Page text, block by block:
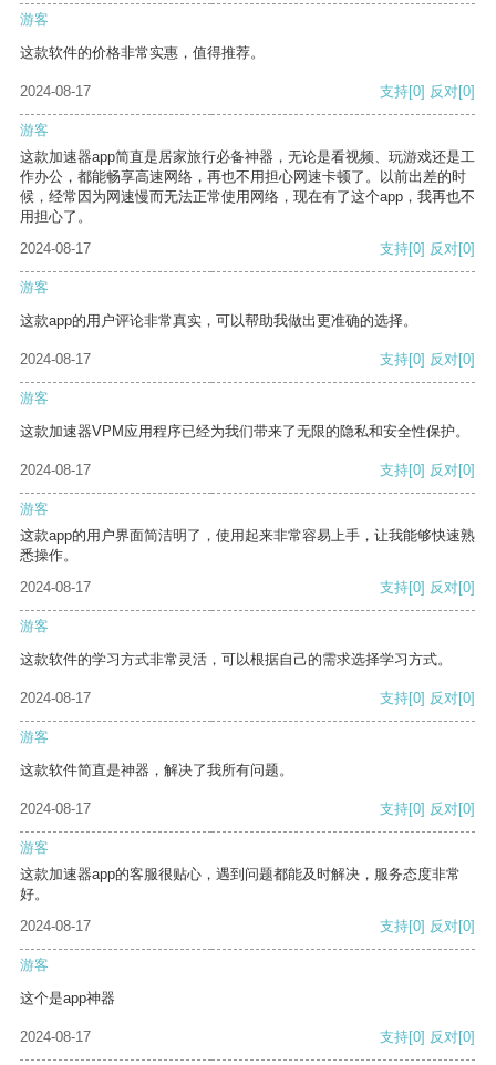
游客
这款软件的价格非常实惠，值得推荐。
2024-08-17 支持[0] 反对[0]
游客
这款加速器app简直是居家旅行必备神器，无论是看视频、玩游戏还是工
作办公，都能畅享高速网络，再也不用担心网速卡顿了。以前出差的时
候，经常因为网速慢而无法正常使用网络，现在有了这个app，我再也不
用担心了。
2024-08-17
支持[0] 反对[0]
游客
这款app的用户评论非常真实，可以帮助我做出更准确的选择。
2024-08-17 支持[0] 反对[0]
游客
这款加速器VPM应用程序已经为我们带来了无限的隐私和安全性保护。
2024-08-17 支持[0] 反对[0]
游客
这款app的用户界面简洁明了，使用起来非常容易上手，让我能够快速熟
悉操作。
2024-08-17
支持[0] 反对[0]
游客
这款软件的学习方式非常灵活，可以根据自己的需求选择学习方式。
2024-08-17 支持[0] 反对[0]
游客
这款软件简直是神器，解决了我所有问题。
2024-08-17 支持[0] 反对[0]
游客
这款加速器app的客服很贴心，遇到问题都能及时解决，服务态度非常
好。
2024-08-17
支持[0] 反对[0]
游客
这个是app神器
2024-08-17 支持[0] 反对[0]